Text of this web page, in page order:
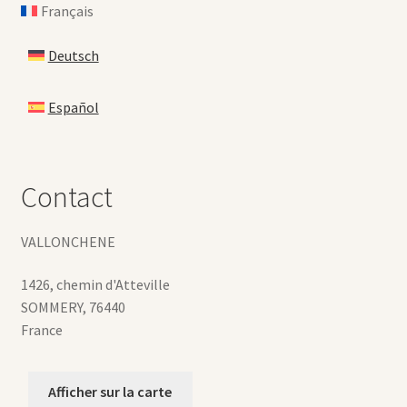
Français
Deutsch
Español
Contact
VALLONCHENE
1426, chemin d'Atteville
SOMMERY, 76440
France
Afficher sur la carte